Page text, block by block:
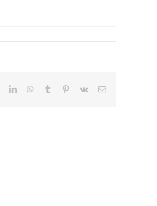
LinkedInWhatsApp
Tumblr Pinterest
Vk
E-